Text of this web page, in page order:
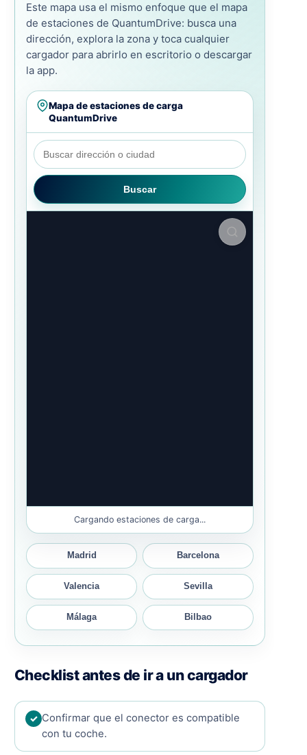
Este mapa usa el mismo enfoque que el mapa
de estaciones de QuantumDrive: busca una
dirección, explora la zona y toca cualquier
cargador para abrirlo en escritorio o descargar
la app.
Mapa de estaciones de carga
QuantumDrive
Buscar
Cargando estaciones de carga...
Madrid Barcelona
Valencia Sevilla
Málaga Bilbao
Checklist antes de ir a un cargador
Confirmar que el conector es compatible
con tu coche.